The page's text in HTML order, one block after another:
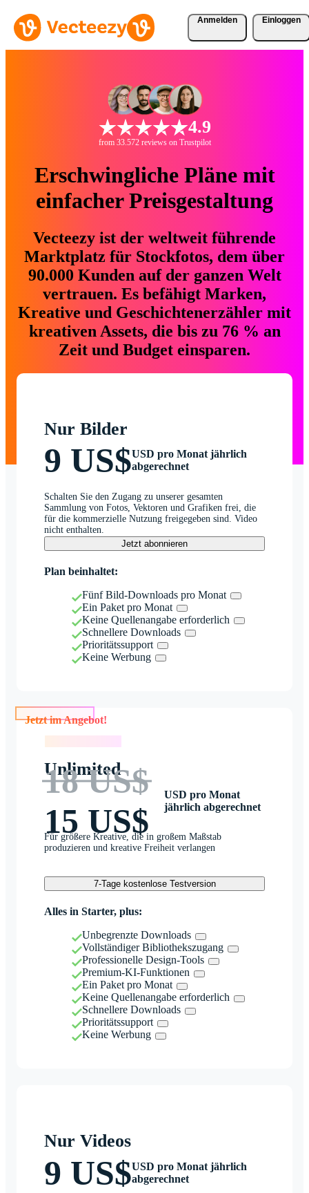
Anmelden Einloggen
4.9
from 33.572 reviews on Trustpilot
Erschwingliche Pläne mit
einfacher Preisgestaltung
Vecteezy ist der weltweit führende
Marktplatz für Stockfotos, dem über
90.000 Kunden auf der ganzen Welt
vertrauen. Es befähigt Marken,
Kreative und Geschichtenerzähler mit
kreativen Assets, die bis zu 76 % an
Zeit und Budget einsparen.
Nur Bilder
9 US$USD pro Monat jährlich
abgerechnet
Schalten Sie den Zugang zu unserer gesamten
Sammlung von Fotos, Vektoren und Grafiken frei, die
für die kommerzielle Nutzung freigegeben sind. Video
nicht enthalten.
Jetzt abonnieren
Plan beinhaltet:
Fünf Bild-Downloads pro Monat
Ein Paket pro Monat
Keine Quellenangabe erforderlich
Schnellere Downloads
Prioritätssupport
Keine Werbung
Jetzt im Angebot!
Unlimited
18 US$
15 US$
USD pro Monat
jährlich abgerechnet
Für größere Kreative, die in großem Maßstab
produzieren und kreative Freiheit verlangen
7-Tage kostenlose Testversion
Alles in Starter, plus:
Unbegrenzte Downloads
Vollständiger Bibliothekszugang
Professionelle Design-Tools
Premium-KI-Funktionen
Ein Paket pro Monat
Keine Quellenangabe erforderlich
Schnellere Downloads
Prioritätssupport
Keine Werbung
Nur Videos
9 US$USD pro Monat jährlich
abgerechnet